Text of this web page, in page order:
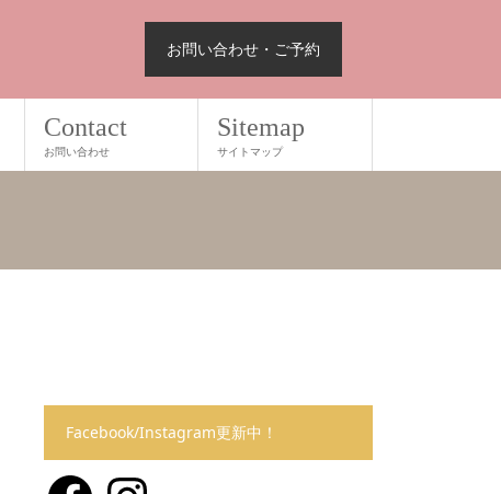
お問い合わせ・ご予約
Contact
お問い合わせ
Sitemap
サイトマップ
Facebook/Instagram更新中！
FacebookInstagram